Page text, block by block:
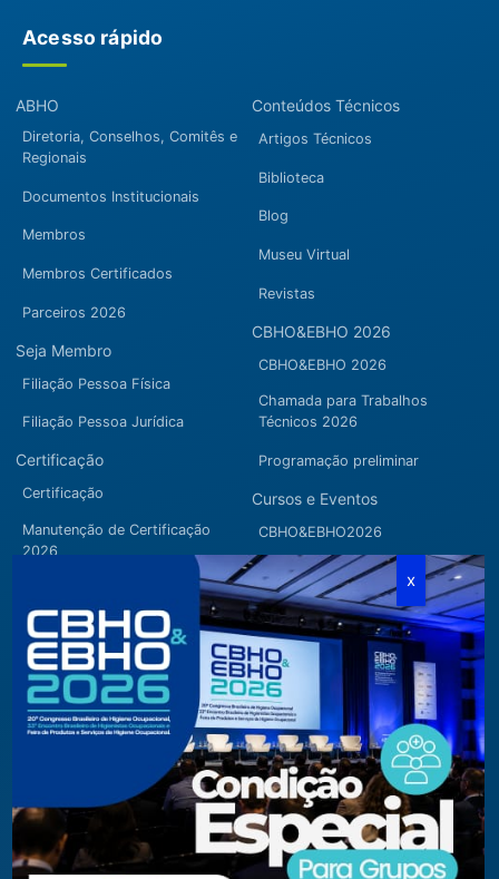
Acesso rápido
ABHO
Diretoria, Conselhos, Comitês e
Regionais
Documentos Institucionais
Membros
Membros Certificados
Parceiros 2026
Seja Membro
Filiação Pessoa Física
Filiação Pessoa Jurídica
Certificação
Certificação
Manutenção de Certificação
2026
Conteúdos Técnicos
Artigos Técnicos
Biblioteca
Blog
Museu Virtual
Revistas
CBHO&EBHO 2026
CBHO&EBHO 2026
Chamada para Trabalhos
Técnicos 2026
Programação preliminar
Cursos e Eventos
CBHO&EBHO2026
Cursos Modulares
Eventos Apoiados
Eventos Regionais
Loja
Fone/Fax: